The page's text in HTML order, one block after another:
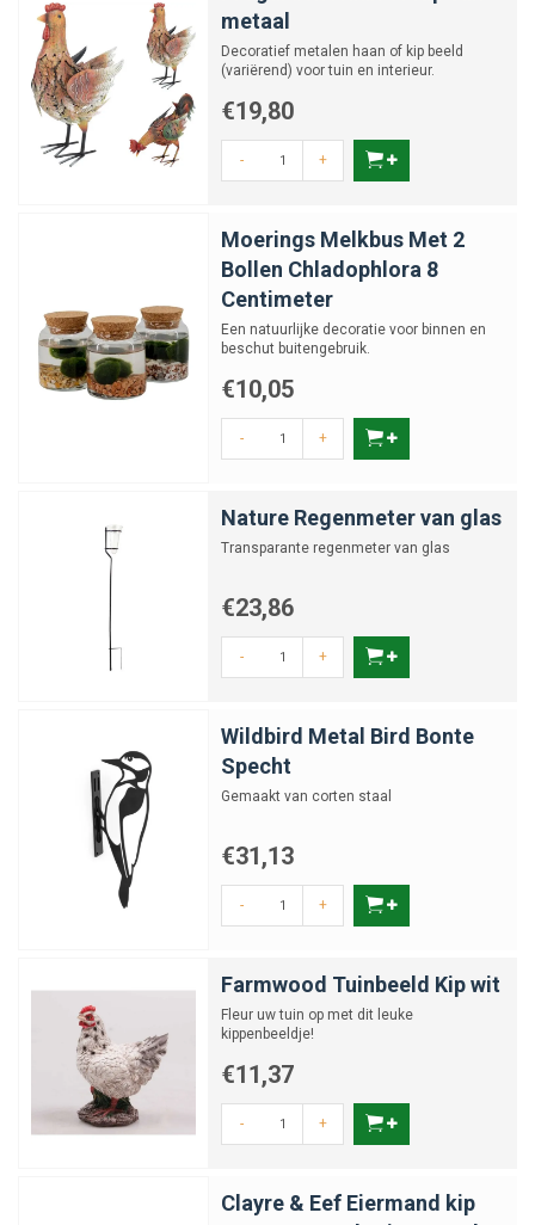
metaal
Decoratief metalen haan of kip beeld
(variërend) voor tuin en interieur.
€19,80
- +
Moerings Melkbus Met 2
Bollen Chladophlora 8
Centimeter
Een natuurlijke decoratie voor binnen en
beschut buitengebruik.
€10,05
- +
Nature Regenmeter van glas
Transparante regenmeter van glas
€23,86
- +
Wildbird Metal Bird Bonte
Specht
Gemaakt van corten staal
€31,13
- +
Farmwood Tuinbeeld Kip wit
Fleur uw tuin op met dit leuke
kippenbeeldje!
€11,37
- +
Clayre & Eef Eiermand kip